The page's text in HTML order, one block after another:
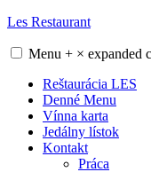
Skip
content
Les Restaurant
Menu + × expanded
Reštaurácia LES
Denné Menu
Vínna karta
Jedálny lístok
Kontakt
Práca